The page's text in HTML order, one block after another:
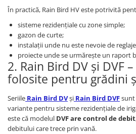
În practică, Rain Bird HV este potrivită
sisteme rezidențiale cu zone simple;
gazon de curte;
instalații unde nu este nevoie de
proiecte unde se urmărește un raport
2. Rain Bird DV și DVF
folosite pentru grădini
Seriile Rain Bird DVși Rain Bird DVFsunt
variante pentru sisteme rezidențiale de
este că modelul DVF are control de debit
debitului care trece prin vană.